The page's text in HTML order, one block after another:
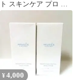
ト スキンケア プロ ロ
ーション 195ml
¥ 4,000